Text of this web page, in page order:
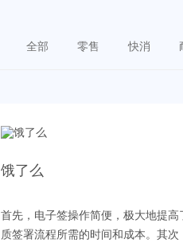
全部 零售 快消
饿了么
首先，电子签操作简便，极大地提
质签署流程所需的时间和成本。其